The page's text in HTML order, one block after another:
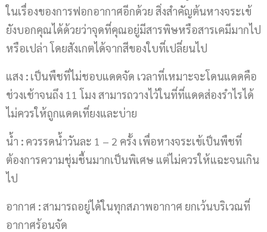
ในเรื่องของการฟอกอากาศอีกด้วย สิ่งสำคัญต้นหางจระเข้
ยังบอกคุณได้ด้วยว่าจุดที่คุณอยู่มีสารพิษหรือสารเคมีมากไป
หรือเปล่า โดยสังเกตได้จากสีของใบที่เปลี่ยนไป
แสง : เป็นพืชที่ไม่ชอบแดดจัด เวลาที่เหมาะจะโดนแดดคือ
ช่วงเช้าจนถึง 11 โมง สามารถวางไว้ในที่ที่แดดส่องรำไรได้
ไม่ควรให้ถูกแดดเที่ยงและบ่าย
น้ำ : ควรรดน้ำวันละ 1 – 2 ครั้ง เพื่อหางจระเข้เป็นพืชที่
ต้องการความชุ่มชื้นมากเป็นพิเศษ แต่ไม่ควรให้แฉะจนเกิน
ไป
อากาศ :สามารถอยู่ได้ในทุกสภาพอากาศ ยกเว้นบริเวณที่
อากาศร้อนจัด